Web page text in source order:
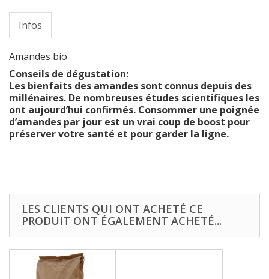
Infos
Amandes bio
Conseils de dégustation:
Les bienfaits des amandes sont connus depuis des
millénaires. De nombreuses études scientifiques les
ont aujourd’hui confirmés. Consommer une poignée
d’amandes par jour est un vrai coup de boost pour
préserver votre santé et pour garder la ligne.
LES CLIENTS QUI ONT ACHETÉ CE
PRODUIT ONT ÉGALEMENT ACHETÉ...